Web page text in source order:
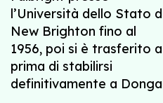
l’Università dello Stato
New Brighton fino al
1956, poi si è trasferito
prima di stabilirsi
definitivamente a